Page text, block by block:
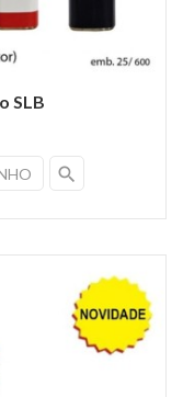
SLB
search